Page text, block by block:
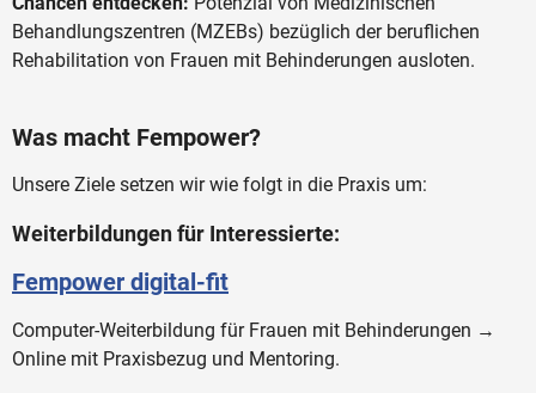
Behandlungszentren (MZEBs) bezüglich der beruflichen
Rehabilitation von Frauen mit Behinderungen ausloten.
Was macht Fempower?
Unsere Ziele setzen wir wie folgt in die Praxis um:
Weiterbildungen für Interessierte:
Fempower digital-fit
Computer-Weiterbildung für Frauen mit Behinderungen →
Online mit Praxisbezug und Mentoring.